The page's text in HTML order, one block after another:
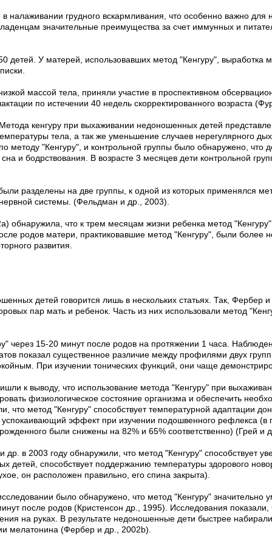
грудного вскармливания, что особенно важно для
значительные преимущества за счет иммунных и
детей. У матерей, использовавших метод "Кенгуру", выработка
массой тела, приняли участие в проспективном
по истечении 40 недель скорректированного возраста
кенгуру при выхаживании недоношенных детей
тела, а так же уменьшение случаев нерегулярного
методу "Кенгуру", и контрольной группы было обнаружено,
и бодрствования. В возрасте 3 месяцев дети контрольной
разделены на две группы, к одной из которых применялся
нервной системы. (Фельдман и др., 2003).
что к трем месяцам жизни ребенка метод "Кенгуру"
родов матери, практиковавшие метод "Кенгуру", были
развития.
детей говорится лишь в нескольких статьях. Так, Фербер
пар мать и ребенок. Часть из них использовали метод
через 15-20 минут после родов на протяжении 1 часа.
показал существенное различие между профилями двух
При изучении тонических функций, они чаще
к выводу, что использование метода "Кенгуру" при
физиологическое состояние организма и обеспечить
что метод "Кенгуру" способствует температурной адаптации
успокаивающий эффект при изучении подошвенного рефлекса
были снижены на 82% и 65% соответственно) (Грей и
др. в 2003 году обнаружили, что метод "Кенгуру" способствует
детей, способствует поддержанию температуры здорового
он расположен правильно, его спина закрыта).
было обнаружено, что метод "Кенгуру"
после родов (Кристенсон др., 1995). Исследования показали,
на руках. В результате недоношенные дети быстрее
мелатонина (Фербер и др., 2002b).